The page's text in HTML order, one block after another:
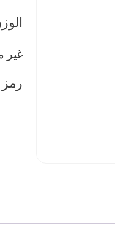
الوزن 1
غير
رمز